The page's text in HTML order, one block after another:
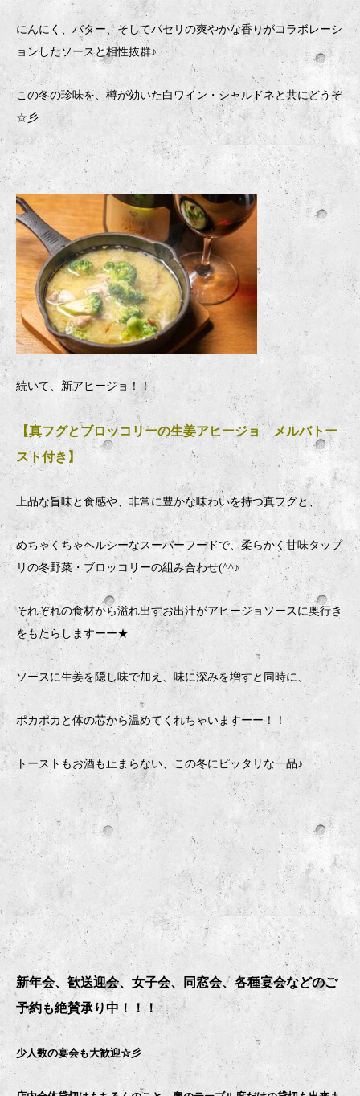
にんにく、バター、そしてパセリの爽やかな香りがコラボレーシ
ョンしたソースと相性抜群♪
この冬の珍味を、樽が効いた白ワイン・シャルドネと共にどうぞ
☆彡
続いて、新アヒージョ！！
【真フグとブロッコリーの生姜アヒージョ メルバトー
スト付き】
上品な旨味と食感や、非常に豊かな味わいを持つ真フグと、
めちゃくちゃヘルシーなスーパーフードで、柔らかく甘味タップ
リの冬野菜・ブロッコリーの組み合わせ(^^♪
それぞれの食材から溢れ出すお出汁がアヒージョソースに奥行き
をもたらしますーー★
ソースに生姜を隠し味で加え、味に深みを増すと同時に、
ポカポカと体の芯から温めてくれちゃいますーー！！
トーストもお酒も止まらない、この冬にピッタリな一品♪
新年会、歓送迎会、女子会、同窓会、各種宴会などのご
予約も絶賛承り中！！！
少人数の宴会も大歓迎☆彡